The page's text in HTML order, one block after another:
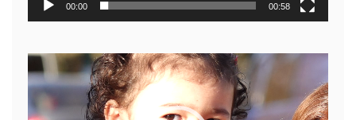
00:00 00:58
Reproductor
de
video